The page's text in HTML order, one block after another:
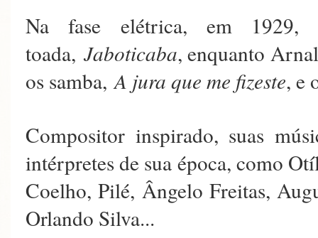
Na fase elétrica, em 1929,
toada,Jaboticaba, enquanto
os samba,A jura que me fizeste, e
Compositor inspirado, suas
intérpretes de sua época, como
Coelho, Pilé, Ângelo Freitas,
Orlando Silva...